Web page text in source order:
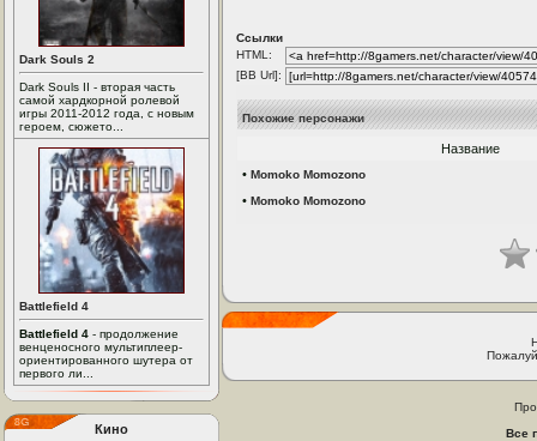
Dark Souls 2
Dark Souls II - вторая часть
самой хардкорной ролевой
игры 2011-2012 года, с новым
героем, сюжето...
Battlefield 4
Battlefield 4 - продолжение
венценосного мультиплеер-
ориентированного шутера от
первого ли...
Кино
Ссылки
HTML:
[BB Url]:
Похожие персонажи
Название
• Momoko Momozono
• Momoko Momozono
Все